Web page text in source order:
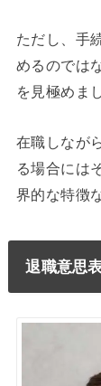
ただし、手
めるのでは
を見極めま
在職しなが
る場合には
界的な特徴
退職意思